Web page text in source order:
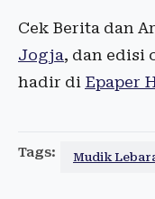
Cek Berita dan
Jogja, dan edisi
hadir di Epaper
Tags: Mudik